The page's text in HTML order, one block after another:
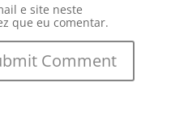
e site neste
que eu comentar.